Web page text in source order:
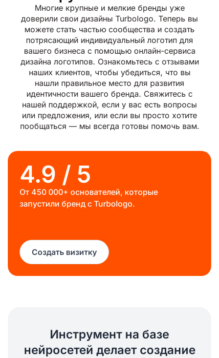
Многие крупные и мелкие бренды уже
доверили свои дизайны Turbologo. Теперь вы
можете стать частью сообщества и создать
потрясающий индивидуальный логотип для
вашего бизнеса с помощью онлайн-сервиса
дизайна логотипов. Ознакомьтесь с отзывами
наших клиентов, чтобы убедиться, что вы
нашли правильное место для развития
идентичности вашего бренда. Свяжитесь с
нашей поддержкой, если у вас есть вопросы
или предложения, или если вы просто хотите
пообщаться — мы всегда готовы помочь вам.
4.9 / 5
От 450 000+ основателей, которые
запустили бренд с Turbologo.
Создать визитку
Инструмент на базе
нейросетей делает создание